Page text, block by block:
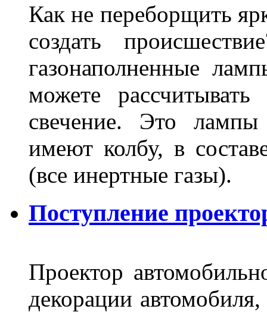
Как не переборщить
создать
газонаполненные
можете
свечение. Это
имеют колбу, в
(все инертные газы).
Поступление
Проектор
декорации